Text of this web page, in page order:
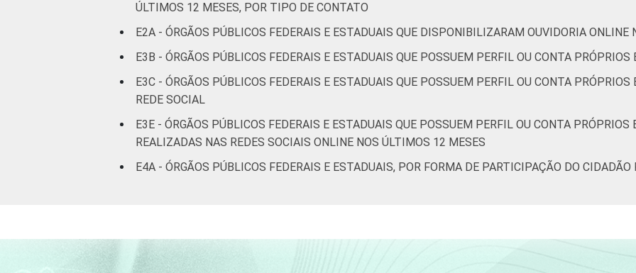
ÚLTIMOS 12 MESES, POR TIPO DE CONTATO
E2A - ÓRGÃOS PÚBLICOS FEDERAIS E ESTADUAIS QUE DISPONIBILIZARAM OUVIDORIA ONLINE
E3B - ÓRGÃOS PÚBLICOS FEDERAIS E ESTADUAIS QUE POSSUEM PERFIL OU CONTA
E3C - ÓRGÃOS PÚBLICOS FEDERAIS E ESTADUAIS QUE POSSUEM PERFIL OU CONTA
REDE SOCIAL
E3E - ÓRGÃOS PÚBLICOS FEDERAIS E ESTADUAIS QUE POSSUEM PERFIL OU CONTA
REALIZADAS NAS REDES SOCIAIS ONLINE NOS ÚLTIMOS 12 MESES
E4A - ÓRGÃOS PÚBLICOS FEDERAIS E ESTADUAIS, POR FORMA DE PARTICIPAÇÃO DO